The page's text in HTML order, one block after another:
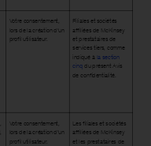
Votre consentement,
lors de la création d’un
profil utilisateur.
Filiales et sociétés
affiliées de McKinsey
et prestataires de
services tiers, comme
indiqué à
la section
cinq du présent Avis
de confidentialité.
Votre consentement,
lors de la création d’un
profil utilisateur.
Les filiales et sociétés
affiliées de McKinsey
et les prestataires de